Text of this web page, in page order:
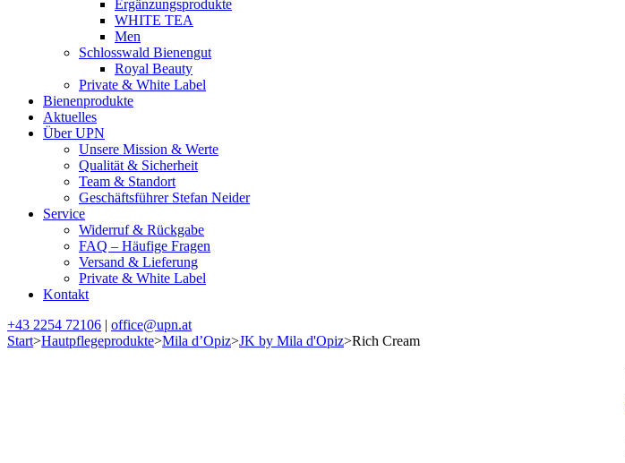
Ergänzungsprodukte
WHITE TEA
Men
Schlosswald Bienengut
Royal Beauty
Private & White Label
Bienenprodukte
Aktuelles
Über UPN
Unsere Mission & Werte
Qualität & Sicherheit
Team & Standort
Geschäftsführer Stefan Neider
Service
Widerruf & Rückgabe
FAQ – Häufige Fragen
Versand & Lieferung
Private & White Label
Kontakt
+43 2254 72106 | office@upn.at
Start>Hautpflegeprodukte>Mila d’Opiz>JK by Mila d'Opiz>Rich Cream